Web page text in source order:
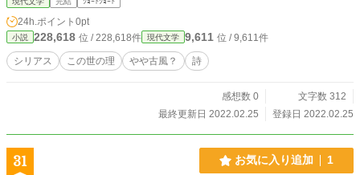
24h.ポイント 0pt
小説 228,618 位 / 228,618件 現代文学 9,611 位 / 9,611件
シリアス この世の理 やや古風？ 詩
感想数 0
文字数 312
最終更新日 2022.02.25
登録日 2022.02.25
31 お気に入り追加 1